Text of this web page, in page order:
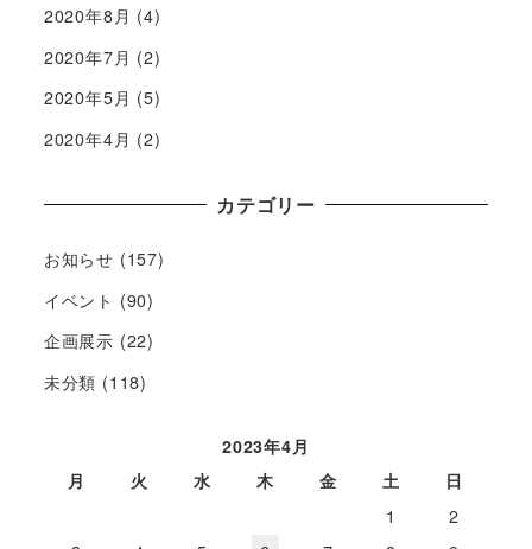
2020年8月 (4)
2020年7月 (2)
2020年5月 (5)
2020年4月 (2)
カテゴリー
お知らせ (157)
イベント (90)
企画展示 (22)
未分類 (118)
2023年4月
月
火 水 木 金 土
日
1
2